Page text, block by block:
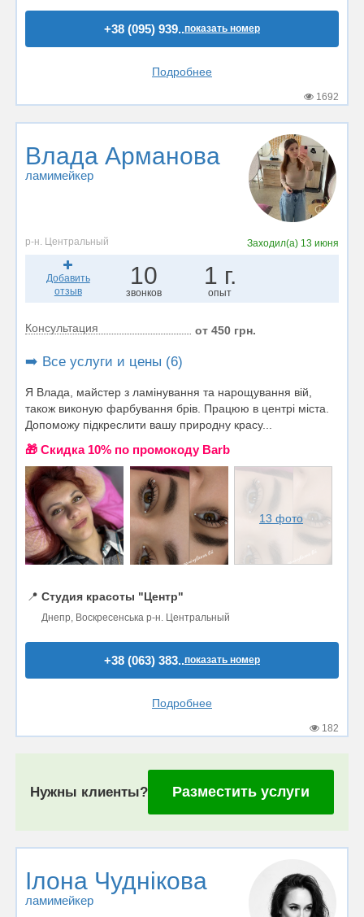
+38 (095) 939..показать номер
Подробнее
1692
Влада Арманова
ламимейкер
р-н. Центральный Заходил(а) 13 июня
Добавить
отзыв
10
звонков
1 г.
опыт
Консультация от 450 грн.
➡️ Все услуги и цены (6)
Я Влада, майстер з ламінування та нарощування вій,
також виконую фарбування брів. Працюю в центрі міста.
Допоможу підкреслити вашу природну красу...
🎁 Cкидка 10% по промокоду Barb
13 фото
📍 Студия красоты "Центр"
Днепр, Воскресенська р-н. Центральный
+38 (063) 383..показать номер
Подробнее
182
Нужны клиенты? Разместить услуги
Ілона Чуднікова
ламимейкер